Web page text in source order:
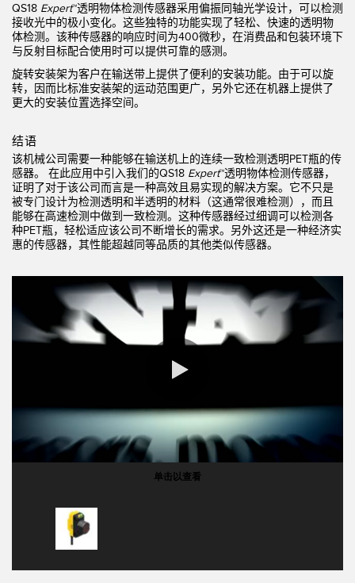
QS18 Expert™透明物体检测传感器采用偏振同轴光学设计，可以检测
接收光中的极小变化。这些独特的功能实现了轻松、快速的透明物
体检测。该种传感器的响应时间为400微秒，在消费品和包装环境下
与反射目标配合使用时可以提供可靠的感测。
旋转安装架为客户在输送带上提供了便利的安装功能。由于可以旋
转，因而比标准安装架的运动范围更广，另外它还在机器上提供了
更大的安装位置选择空间。
结语
该机械公司需要一种能够在输送机上的连续一致检测透明PET瓶的传
感器。 在此应用中引入我们的QS18 Expert™透明物体检测传感器，
证明了对于该公司而言是一种高效且易实现的解决方案。它不只是
被专门设计为检测透明和半透明的材料（这通常很难检测），而且
能够在高速检测中做到一致检测。这种传感器经过细调可以检测各
种PET瓶，轻松适应该公司不断增长的需求。另外这还是一种经济实
惠的传感器，其性能超越同等品质的其他类似传感器。
0:00 / 1:26
单击以查看